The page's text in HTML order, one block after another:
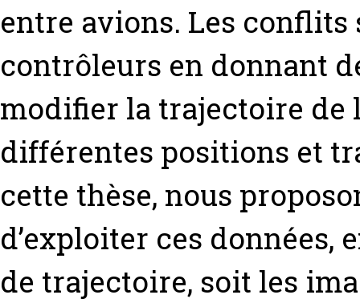
entre avions. Les conflits
contrôleurs en donnant
modifier la trajectoire de
différentes positions et
cette thèse, nous
d’exploiter ces données,
de trajectoire, soit les